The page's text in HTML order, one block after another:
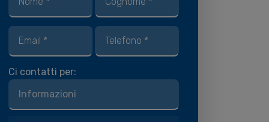
Ci contatti per: